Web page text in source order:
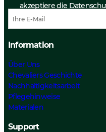
akzeptiere die
Information
Über Uns
Chevaliers Geschichte
Nachhaltigkeitsarbeit
Pflegehinweise
Materialen
Support